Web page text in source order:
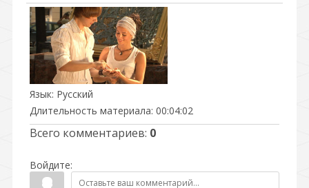
Язык: Русский
Длительность материала: 00:04:02
Всего комментариев: 0
Войдите: